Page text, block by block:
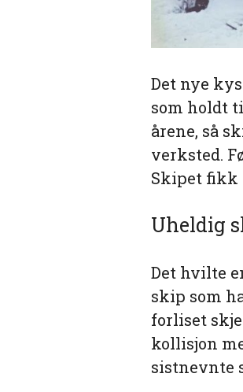
Det nye
som holdt
årene, så
verksted.
Skipet fikk
Uheldig
Det hvilte
skip som
forliset
kollisjon
sistnevnte